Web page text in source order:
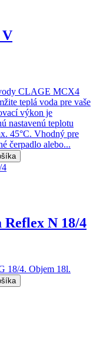
V
CLAGE MCX4
teplá voda pre vaše
výkon je
nastavenú teplotu
45°C. Vhodný pre
čerpadlo alebo...
Reflex N 18/4
18/4. Objem 18l.